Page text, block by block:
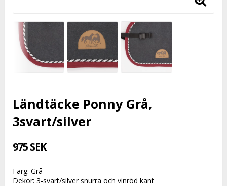
Ländtäcke Ponny Grå,
3svart/silver
975 SEK
Färg: Grå
Dekor: 3-svart/silver snurra och vinröd kant